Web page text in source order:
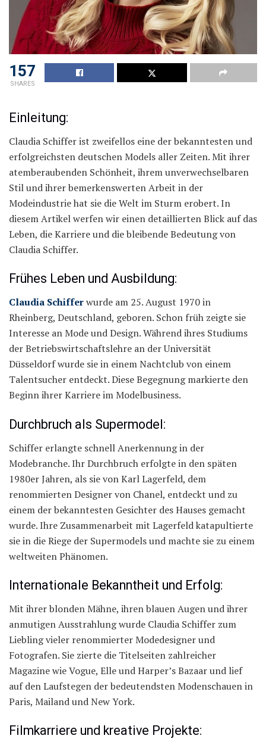
157
SHARES
Einleitung:
Claudia Schiffer ist zweifellos eine der bekanntesten und
erfolgreichsten deutschen Models aller Zeiten. Mit ihrer
atemberaubenden Schönheit, ihrem unverwechselbaren
Stil und ihrer bemerkenswerten Arbeit in der
Modeindustrie hat sie die Welt im Sturm erobert. In
diesem Artikel werfen wir einen detaillierten Blick auf das
Leben, die Karriere und die bleibende Bedeutung von
Claudia Schiffer.
Frühes Leben und Ausbildung:
Claudia Schifferwurde am 25. August 1970 in
Rheinberg, Deutschland, geboren. Schon früh zeigte sie
Interesse an Mode und Design. Während ihres Studiums
der Betriebswirtschaftslehre an der Universität
Düsseldorf wurde sie in einem Nachtclub von einem
Talentsucher entdeckt. Diese Begegnung markierte den
Beginn ihrer Karriere im Modelbusiness.
Durchbruch als Supermodel:
Schiffer erlangte schnell Anerkennung in der
Modebranche. Ihr Durchbruch erfolgte in den späten
1980er Jahren, als sie von Karl Lagerfeld, dem
renommierten Designer von Chanel, entdeckt und zu
einem der bekanntesten Gesichter des Hauses gemacht
wurde. Ihre Zusammenarbeit mit Lagerfeld katapultierte
sie in die Riege der Supermodels und machte sie zu einem
weltweiten Phänomen.
Internationale Bekanntheit und Erfolg:
Mit ihrer blonden Mähne, ihren blauen Augen und ihrer
anmutigen Ausstrahlung wurde Claudia Schiffer zum
Liebling vieler renommierter Modedesigner und
Fotografen. Sie zierte die Titelseiten zahlreicher
Magazine wie Vogue, Elle und Harper’s Bazaar und lief
auf den Laufstegen der bedeutendsten Modenschauen in
Paris, Mailand und New York.
Filmkarriere und kreative Projekte: